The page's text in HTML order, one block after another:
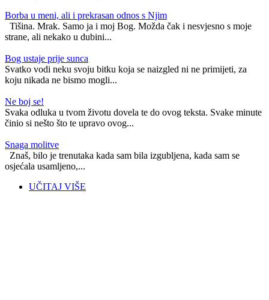
Borba u meni, ali i prekrasan odnos s Njim
Tišina. Mrak. Samo ja i moj Bog. Možda čak i nesvjesno s moje
strane, ali nekako u dubini...
Bog ustaje prije sunca
Svatko vodi neku svoju bitku koja se naizgled ni ne primijeti, za
koju nikada ne bismo mogli...
Ne boj se!
Svaka odluka u tvom životu dovela te do ovog teksta. Svake minute
činio si nešto što te upravo ovog...
Snaga molitve
Znaš, bilo je trenutaka kada sam bila izgubljena, kada sam se
osjećala usamljeno,...
UČITAJ VIŠE